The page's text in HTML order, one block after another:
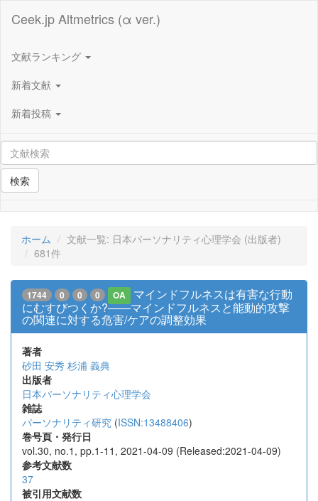
Ceek.jp Altmetrics (α ver.)
文献ランキング
新着文献
新着投稿
検索
ホーム
文献一覧: 日本パーソナリティ心理学会 (出版者)
681件
1744 0 0 0 OA
マインドフルネスは有害な行動
にむすびつくか?――マインドフルネスと能動的攻撃
の関連に対する危害/ケアの調整効果
著者
砂田 安秀 杉浦 義典
出版者
日本パーソナリティ心理学会
雑誌
パーソナリティ研究 (ISSN:13488406)
巻号頁・発行日
vol.30, no.1, pp.1-11, 2021-04-09 (Released:2021-04-09)
参考文献数
37
被引用文献数